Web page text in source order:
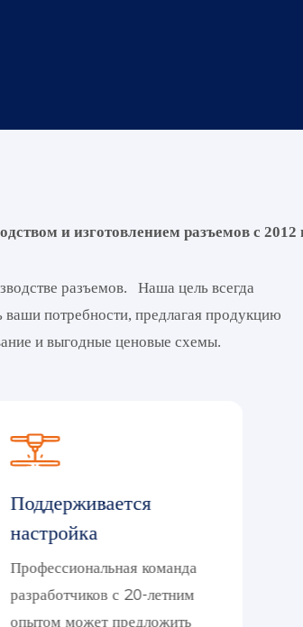
и изготовлением разъемов с 2012
разъемов.
Наша цель всегда
ваши потребности, предлагая продукцию
и выгодные ценовые схемы.
Поддерживается
настройка
Профессиональная команда
разработчиков с 20-летним
опытом может предложить